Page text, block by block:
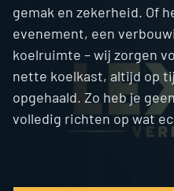
Contact
gemak en zekerheid. Of
evenement, een
koelruimte – wij zorgen
nette koelkast, altijd op
opgehaald. Zo heb je
volledig richten op wat